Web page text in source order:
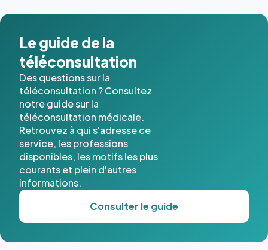
cas. #}
Le guide de la
téléconsultation
Des questions sur la
téléconsultation ? Consultez
notre guide sur la
téléconsultation médicale.
Retrouvez à qui s'adresse ce
service, les professions
disponibles, les motifs les plus
courants et plein d'autres
informations.
Consulter le guide